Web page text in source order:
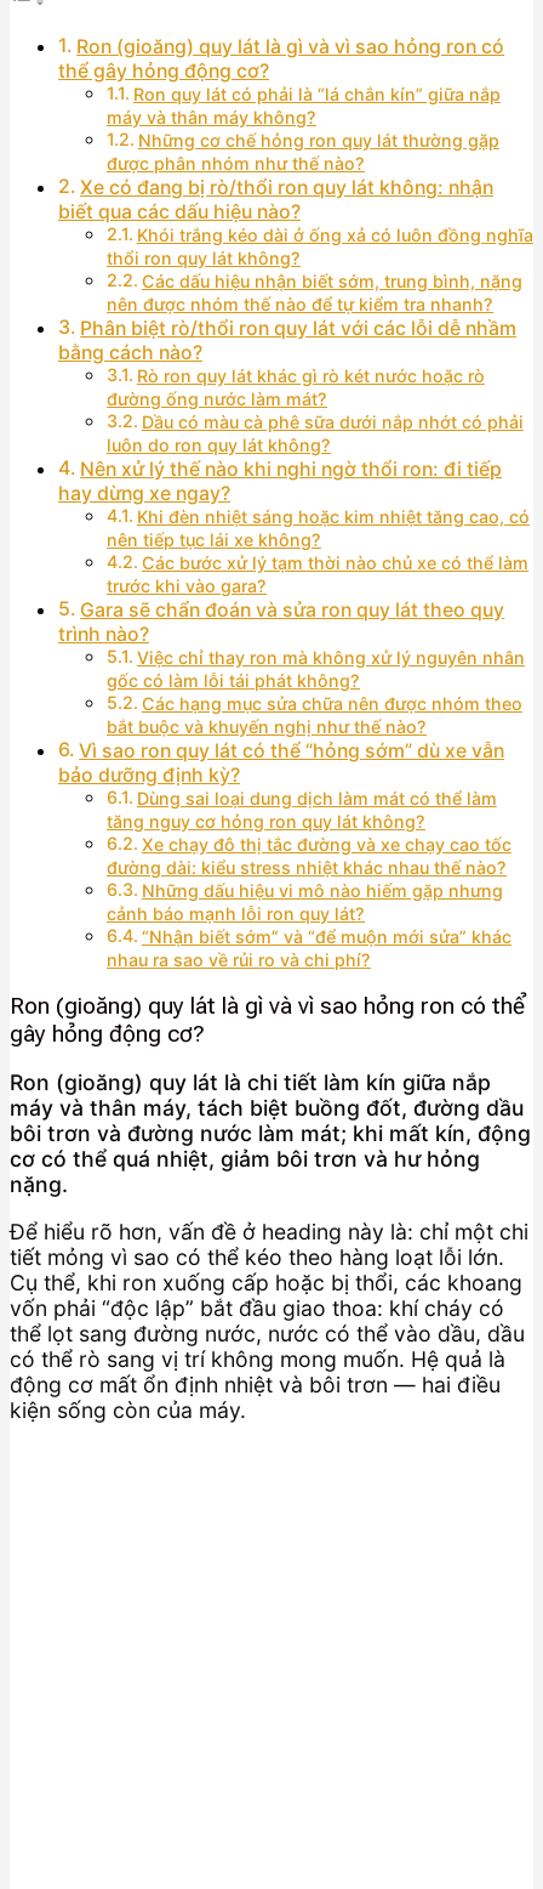
Ron (gioăng) quy lát là gì và vì sao hỏng ron có
thể gây hỏng động cơ?
Ron quy lát có phải là “lá chắn kín” giữa nắp
máy và thân máy không?
Những cơ chế hỏng ron quy lát thường gặp
được phân nhóm như thế nào?
Xe có đang bị rò/thổi ron quy lát không: nhận
biết qua các dấu hiệu nào?
Khói trắng kéo dài ở ống xả có luôn đồng nghĩa
thổi ron quy lát không?
Các dấu hiệu nhận biết sớm, trung bình, nặng
nên được nhóm thế nào để tự kiểm tra nhanh?
Phân biệt rò/thổi ron quy lát với các lỗi dễ nhầm
bằng cách nào?
Rò ron quy lát khác gì rò két nước hoặc rò
đường ống nước làm mát?
Dầu có màu cà phê sữa dưới nắp nhớt có phải
luôn do ron quy lát không?
Nên xử lý thế nào khi nghi ngờ thổi ron: đi tiếp
hay dừng xe ngay?
Khi đèn nhiệt sáng hoặc kim nhiệt tăng cao, có
nên tiếp tục lái xe không?
Các bước xử lý tạm thời nào chủ xe có thể làm
trước khi vào gara?
Gara sẽ chẩn đoán và sửa ron quy lát theo quy
trình nào?
Việc chỉ thay ron mà không xử lý nguyên nhân
gốc có làm lỗi tái phát không?
Các hạng mục sửa chữa nên được nhóm theo
bắt buộc và khuyến nghị như thế nào?
Vì sao ron quy lát có thể “hỏng sớm” dù xe vẫn
bảo dưỡng định kỳ?
Dùng sai loại dung dịch làm mát có thể làm
tăng nguy cơ hỏng ron quy lát không?
Xe chạy đô thị tắc đường và xe chạy cao tốc
đường dài: kiểu stress nhiệt khác nhau thế nào?
Những dấu hiệu vi mô nào hiếm gặp nhưng
cảnh báo mạnh lỗi ron quy lát?
“Nhận biết sớm” và “để muộn mới sửa” khác
nhau ra sao về rủi ro và chi phí?
Ron (gioăng) quy lát là gì và vì sao hỏng ron có thể
gây hỏng động cơ?
Ron (gioăng) quy lát là chi tiết làm kín giữa nắp
máy và thân máy, tách biệt buồng đốt, đường dầu
bôi trơn và đường nước làm mát; khi mất kín, động
cơ có thể quá nhiệt, giảm bôi trơn và hư hỏng
nặng.
Để hiểu rõ hơn, vấn đề ở heading này là: chỉ một chi
tiết mỏng vì sao có thể kéo theo hàng loạt lỗi lớn.
Cụ thể, khi ron xuống cấp hoặc bị thổi, các khoang
vốn phải “độc lập” bắt đầu giao thoa: khí cháy có
thể lọt sang đường nước, nước có thể vào dầu, dầu
có thể rò sang vị trí không mong muốn. Hệ quả là
động cơ mất ổn định nhiệt và bôi trơn — hai điều
kiện sống còn của máy.